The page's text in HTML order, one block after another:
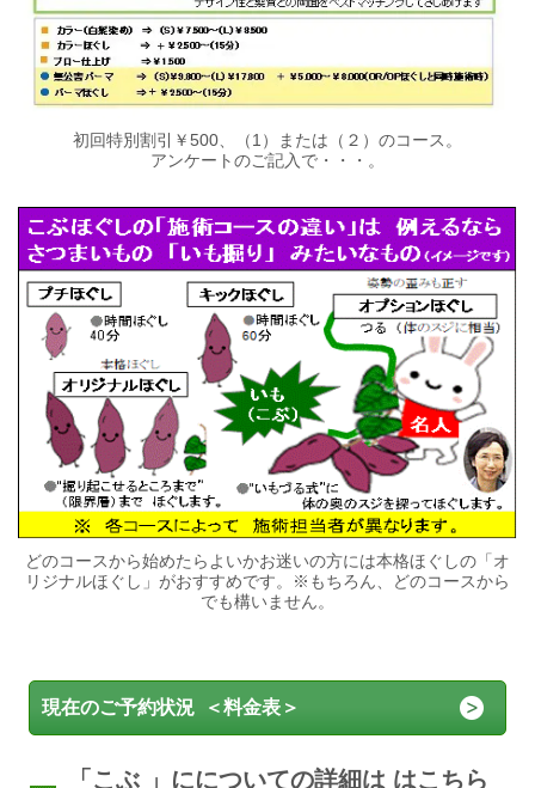
初回特別割引￥500、（1）または（２）のコース。
アンケートのご記入で・・・。
どのコースから始めたらよいかお迷いの方には本格ほぐしの「オ
リジナルほぐし」がおすすめです。※もちろん、どのコースから
でも構いません。
現在のご予約状況 ＜料金表＞
「こぶ 」にについての詳細は はこちら